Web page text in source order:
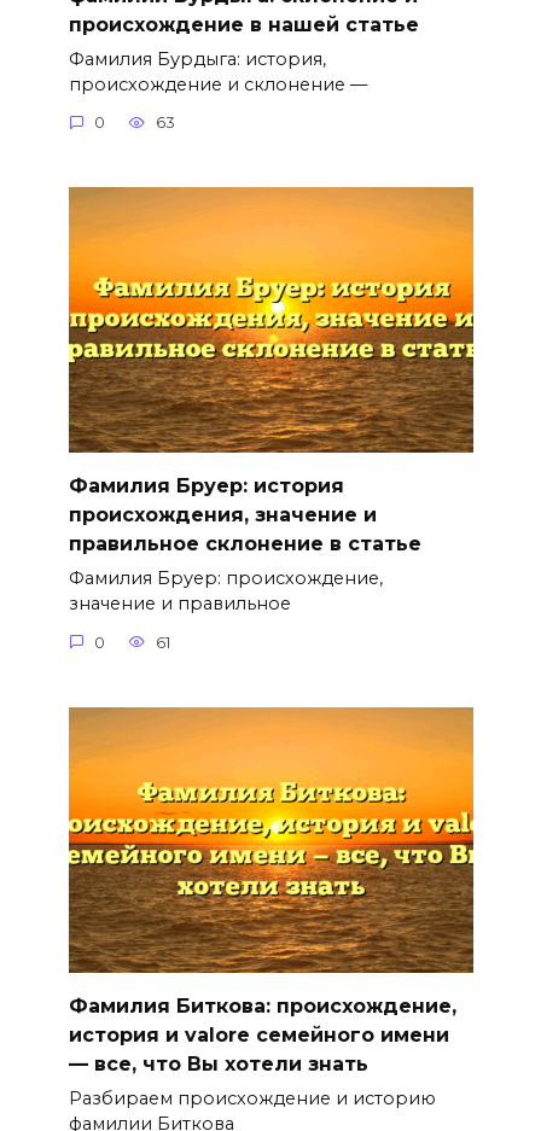
происхождение в нашей статье
Фамилия Бурдыга: история,
происхождение и склонение —
0 63
Фамилия Бруер: история
происхождения, значение и
правильное склонение в статье
Фамилия Бруер: происхождение,
значение и правильное
0 61
Фамилия Биткова: происхождение,
история и valore семейного имени
— все, что Вы хотели знать
Разбираем происхождение и историю
фамилии Биткова